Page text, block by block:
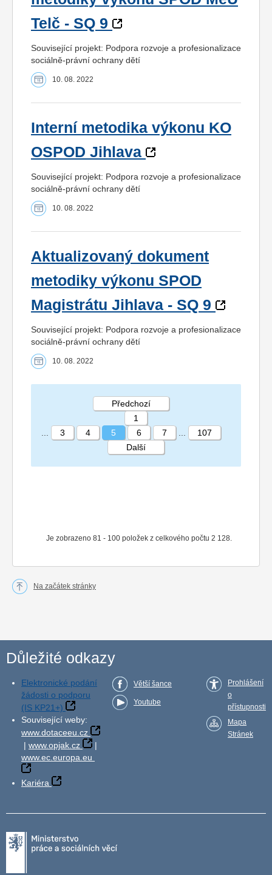
Telč - SQ 9
Související projekt: Podpora rozvoje a profesionalizace
sociálně-právní ochrany dětí
10. 08. 2022
Interní metodika výkonu KO
OSPOD Jihlava
Související projekt: Podpora rozvoje a profesionalizace
sociálně-právní ochrany dětí
10. 08. 2022
Aktualizovaný dokument
metodiky výkonu SPOD
Magistrátu Jihlava - SQ 9
Související projekt: Podpora rozvoje a profesionalizace
sociálně-právní ochrany dětí
10. 08. 2022
STRÁNKA 5 107
Je zobrazeno 81 - 100 položek z celkového počtu 2 128.
Předchozí
1
3 4 5 6 7
107
Další
Na začátek stránky
Důležité odkazy
Elektronické podání
žádosti o podporu
(IS KP21+)
Související weby:
www.dotaceeu.cz
| www.opjak.cz
|
www.ec.europa.eu
Kariéra
Větší šance
Youtube
Prohlášení
o
přístupnosti
Mapa
Stránek